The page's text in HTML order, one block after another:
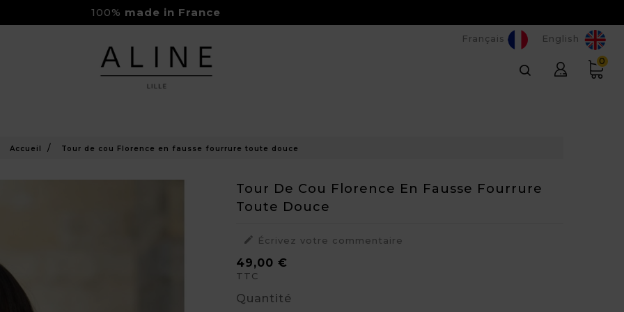
100% made in France
Livraison Gratuite à partir de 150€
0
Français English
Accueil Tour de cou Florence en fausse fourrure toute douce
Tour De Cou Florence En Fausse Fourrure
Toute Douce
 Écrivez votre commentaire
49,00 €
TTC
Quantité